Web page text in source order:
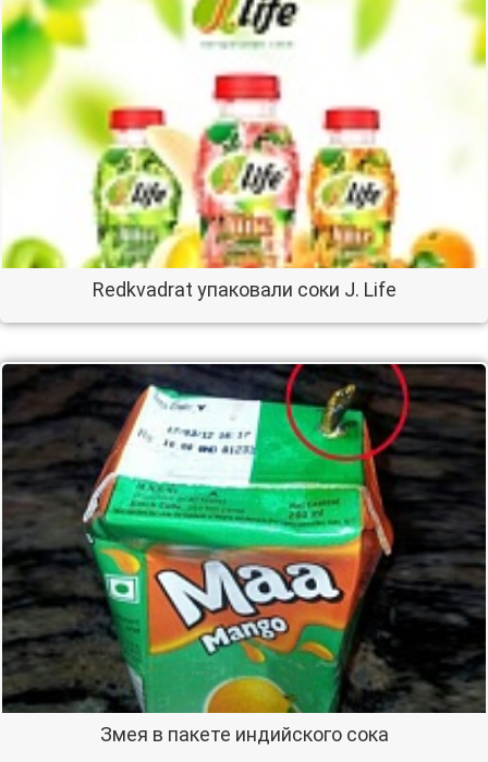
Redkvadrat упаковали соки J. Life
Змея в пакете индийского сока